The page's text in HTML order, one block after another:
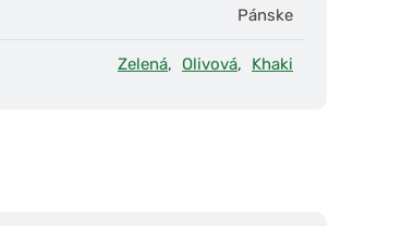
Pánske
Zelená, Olivová, Khaki